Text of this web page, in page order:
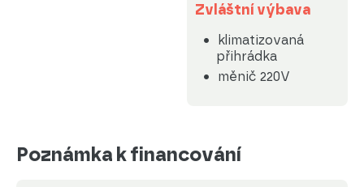
Zvláštní výbava
klimatizovaná
přihrádka
měnič 220V
Poznámka k financování